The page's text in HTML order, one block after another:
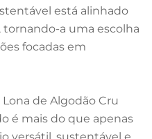
está alinhado
a uma escolha
focadas em
de Algodão Cru
é mais do que apenas
versátil, sustentável e